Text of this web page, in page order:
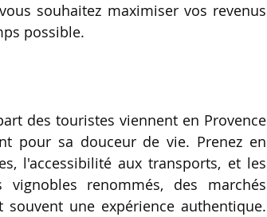
souhaitez maximiser vos revenus
possible.
des touristes viennent en Provence
pour sa douceur de vie. Prenez en
l'accessibilité aux transports, et les
renommés, des marchés
une expérience authentique.